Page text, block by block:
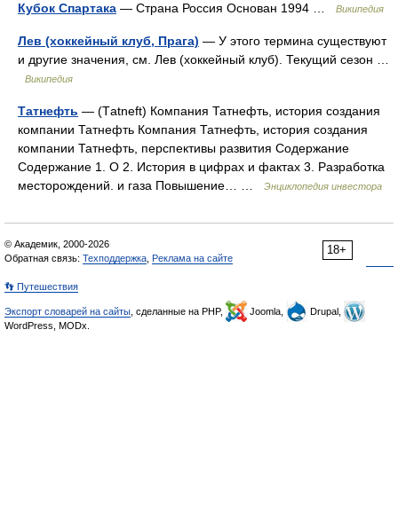
Кубок Спартака — Страна Россия Основан 1994 … Википедия
Лев (хоккейный клуб, Прага) — У этого термина существуют
и другие значения, см. Лев (хоккейный клуб). Текущий сезон …
Википедия
Татнефть — (Тatneft) Компания Татнефть, история создания
компании Татнефть Компания Татнефть, история создания
компании Татнефть, перспективы развития Содержание
Содержание 1. О 2. История в цифрах и фактах 3. Разработка
месторождений. и газа Повышение… …
Энциклопедия инвестора
18+
© Академик, 2000-2026
Обратная связь: Техподдержка Реклама на сайте
👣 Путешествия
Экспорт словарей на сайты , сделанные на PHP, Joomla,
Drupal,
WordPress, MODx.